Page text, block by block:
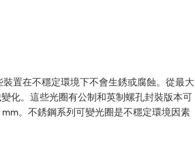
置在不穩定環境下不會生銹或腐蝕。從最大
化。這些光圈有公制和英制螺孔封裝版本可
。不銹鋼系列可變光圈是不穩定環境因素